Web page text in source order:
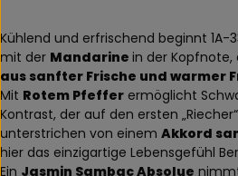
Kühlend und erfrischend beginnt 1A-
mit der Mandarine in der Kopfnote,
aus sanfter Frische und warmer
Mit Rotem Pfeffer ermöglicht
Kontrast, der auf den ersten
unterstrichen von einem Akkord
hier das einzigartige Lebensgefühl
Ein Jasmin Sambac Absolue